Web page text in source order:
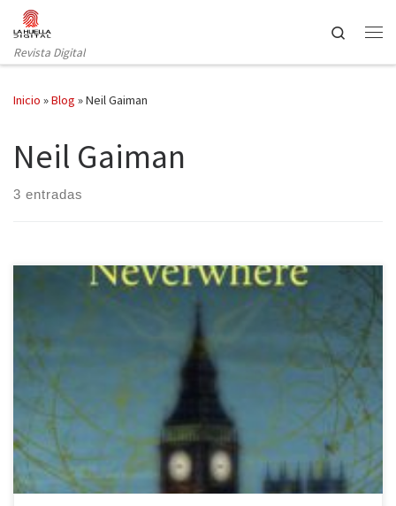
Saltar al contenido
Revista Digital
Search
Inicio »Blog »Neil Gaiman
Neil Gaiman
3 entradas
Con el paso de los años, la vida cambia a nuestro alrededor y
nosotros con ella e, incluso, nuestra percepción se ve
transformada por el propio ser. De entre todos los elementos del
mundo que se modifican, se puede observar cómo hay cosas que
nunca cambian. Este es el caso […]